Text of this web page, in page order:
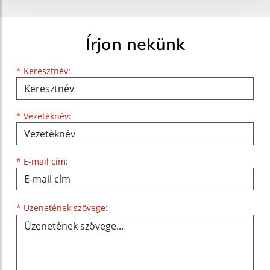
Írjon nekünk
* Keresztnév:
Keresztnév
* Vezetéknév:
Vezetéknév
* E-mail cím:
E-mail cím
* Üzenetének szövege: